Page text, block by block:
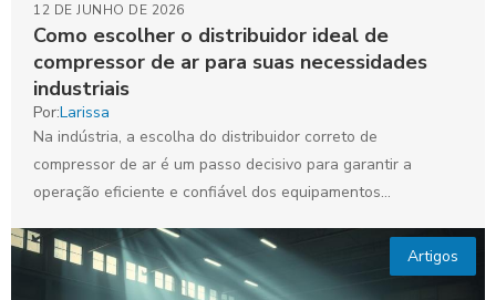
Como escolher o distribuidor ideal de
compressor de ar para suas necessidades
industriais
12 DE JUNHO DE 2026
Por:Larissa
Na indústria, a escolha do distribuidor correto de
compressor de ar é um passo decisivo para garantir a
operação eficiente e confiável dos equipamentos
Artigos